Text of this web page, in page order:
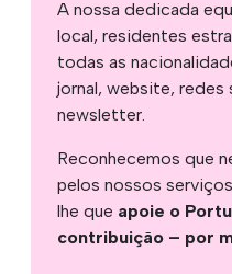
A nossa dedicada
local, residentes
todas as
jornal, website, redes
newsletter.
Reconhecemos que
pelos nossos
lhe que apoie o
contribuição – por